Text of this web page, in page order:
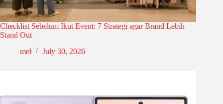
Checklist Sebelum Ikut Event: 7 Strategi agar Brand Lebih
Stand Out
mel
July 30, 2026